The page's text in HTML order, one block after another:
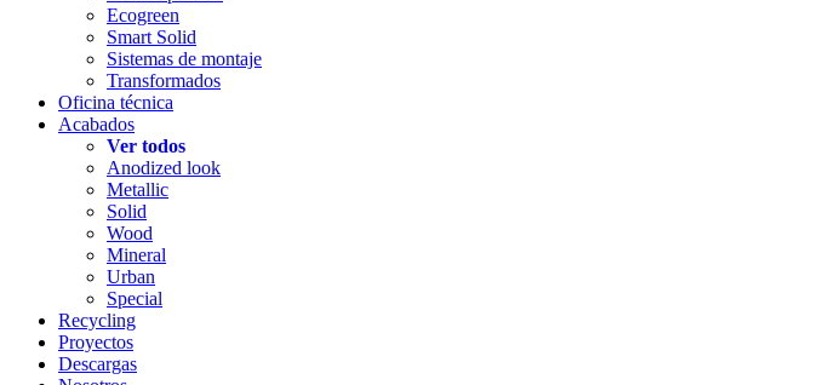
Ecogreen
Smart Solid
Sistemas de montaje
Transformados
Oficina técnica
Acabados
Ver todos
Anodized look
Metallic
Solid
Wood
Mineral
Urban
Special
Recycling
Proyectos
Descargas